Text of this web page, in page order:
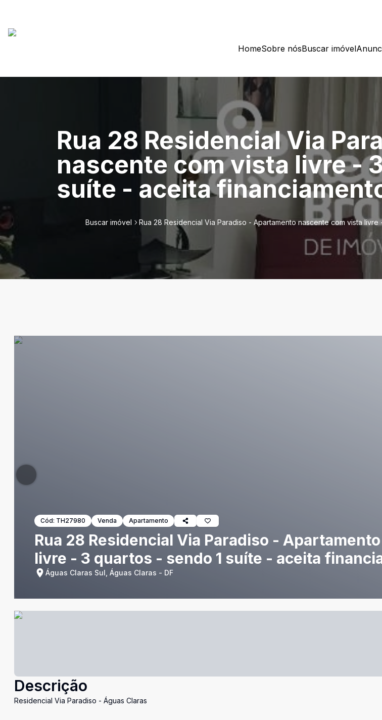
HomeSobre nósBuscar imóvel
Rua 28 Residencial Via
nascente com vista livre -
suíte - aceita
Buscar imóvel Rua 28 Residencial Via Paradiso - Apartamento nascente com vista
Cód: TH27980 Venda Apartamento
Rua 28 Residencial Via Paradiso -
livre - 3 quartos - sendo 1 suíte - aceita
Águas Claras Sul, Águas Claras - DF
Descrição
Residencial Via Paradiso - Águas Claras